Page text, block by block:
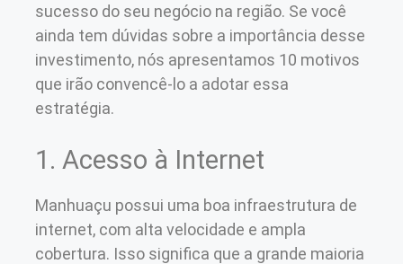
sucesso do seu negócio na região. Se você
ainda tem dúvidas sobre a importância desse
investimento, nós apresentamos 10 motivos
que irão convencê-lo a adotar essa
estratégia.
1. Acesso à Internet
Manhuaçu possui uma boa infraestrutura de
internet, com alta velocidade e ampla
cobertura. Isso significa que a grande maioria